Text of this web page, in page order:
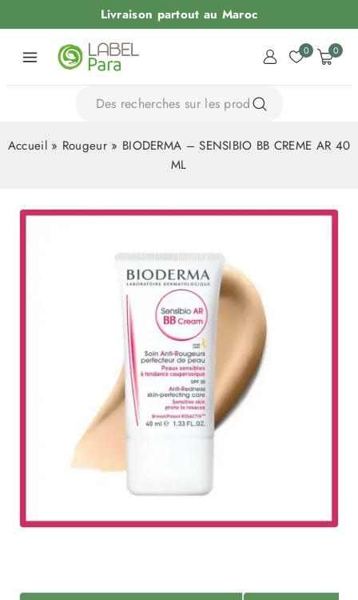
Livraison partout au Maroc
0 0
Accueil» Rougeur » BIODERMA – SENSIBIO BB CREME AR 40
ML